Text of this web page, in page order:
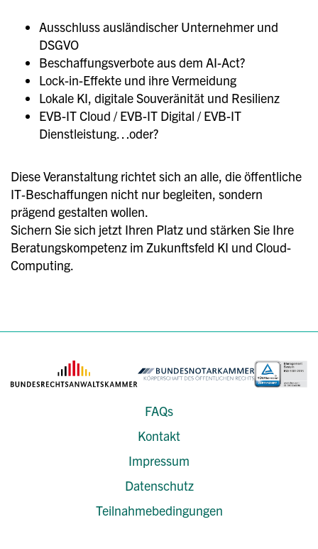
Ausschluss ausländischer Unternehmer und
DSGVO
Beschaffungsverbote aus dem AI-Act?
Lock-in-Effekte und ihre Vermeidung
Lokale KI, digitale Souveränität und Resilienz
EVB-IT Cloud / EVB-IT Digital / EVB-IT
Dienstleistung…oder?
Diese Veranstaltung richtet sich an alle, die öffentliche
IT‑Beschaffungen nicht nur begleiten, sondern
prägend gestalten wollen.
Sichern Sie sich jetzt Ihren Platz und stärken Sie Ihre
Beratungskompetenz im Zukunftsfeld KI und Cloud-
Computing.
FAQs
Kontakt
Impressum
Datenschutz
Teilnahmebedingungen